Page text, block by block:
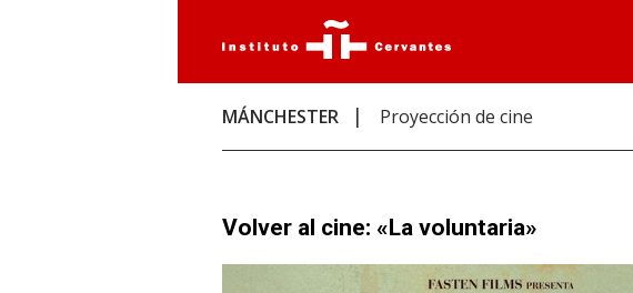
MÁNCHESTER Proyección de cine
Volver al cine: «La voluntaria»